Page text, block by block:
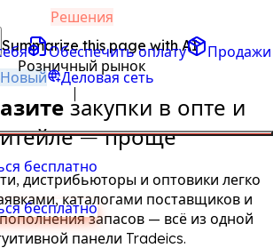
Обеспечить оплату
Продажи
Новый Деловая сеть
бесплатно
бесплатно
Решения
Summarize this page with AI
Розничный рынок
закупки в опте и
— проще
дистрибьюторы и оптовики легко
каталогами поставщиков и
запасов — всё из одной
панели Tradeics.